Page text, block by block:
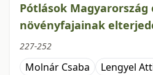
Pótlások Magyarország
növényfajainak
227-252
Molnár Csaba Lengyel